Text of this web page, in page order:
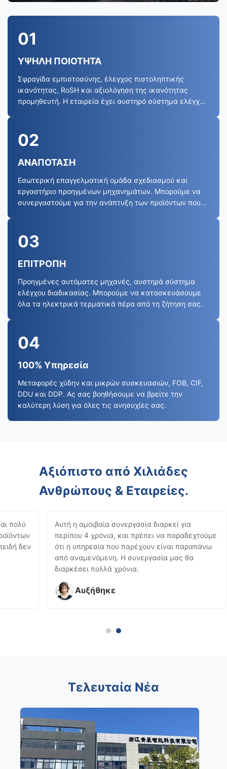
01
ΥΨΗΛΗ ΠΟΙΟΤΗΤΑ
Σφραγίδα εμπιστοσύνης, έλεγχος πιστοληπτικής
ικανότητας, RoSH και αξιολόγηση της ικανότητας
προμηθευτή. Η εταιρεία έχει αυστηρό σύστημα ελέγχου
02
ΑΝΑΠΟΤΑΣΗ
Εσωτερική επαγγελματική ομάδα σχεδιασμού και
εργαστήριο προηγμένων μηχανημάτων. Μπορούμε να
συνεργαστούμε για την ανάπτυξη των προϊόντων που
03
ΕΠΙΤΡΟΠΗ
Προηγμένες αυτόματες μηχανές, αυστηρά σύστημα
ελέγχου διαδικασίας. Μπορούμε να κατασκευάσουμε
όλα τα ηλεκτρικά τερματικά πέρα από τη ζήτηση σας.
04
100% Υπηρεσία
Μεταφορές χύδην και μικρών συσκευασιών, FOB, CIF,
DDU και DDP. Ας σας βοηθήσουμε να βρείτε την
καλύτερη λύση για όλες τις ανησυχίες σας.
Αξιόπιστο από Χιλιάδες
Ανθρώπους & Εταιρείες.
πολύ
δεν
Αυτή η αμοιβαία συνεργασία διαρκεί για
περίπου 4 χρόνια, και πρέπει να παραδεχτούμε
ότι η υπηρεσία που παρέχουν είναι παραπάνω
από αναμενόμενη. Η συνεργασία μας θα
διαρκέσει πολλά χρόνια.
Αυξήθηκε
Τελευταία Νέα